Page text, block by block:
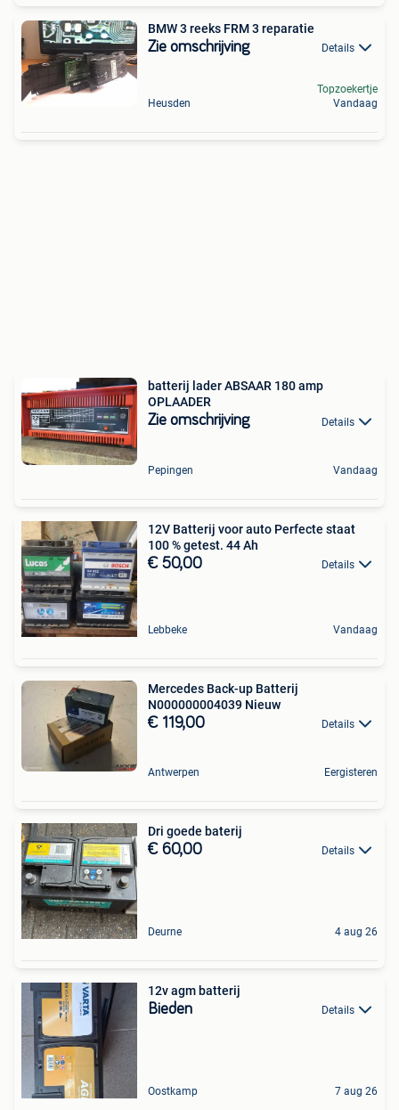
BMW 3 reeks FRM 3 reparatie
Zie omschrijving Details
Heusden
Topzoekertje
Vandaag
batterij lader ABSAAR 180 amp
OPLAADER
Zie omschrijving Details
Pepingen Vandaag
12V Batterij voor auto Perfecte staat
100 % getest. 44 Ah
€ 50,00 Details
Lebbeke Vandaag
Mercedes Back-up Batterij
N000000004039 Nieuw
€ 119,00 Details
Antwerpen Eergisteren
Dri goede baterij
€ 60,00 Details
Deurne 4 aug 26
12v agm batterij
Bieden Details
Oostkamp 7 aug 26